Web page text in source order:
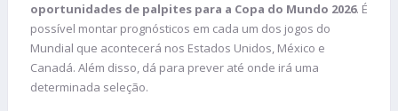
oportunidades de palpites para a Copa do Mundo 2026. É
possível montar prognósticos em cada um dos jogos do
Mundial que acontecerá nos Estados Unidos, México e
Canadá. Além disso, dá para prever até onde irá uma
determinada seleção.